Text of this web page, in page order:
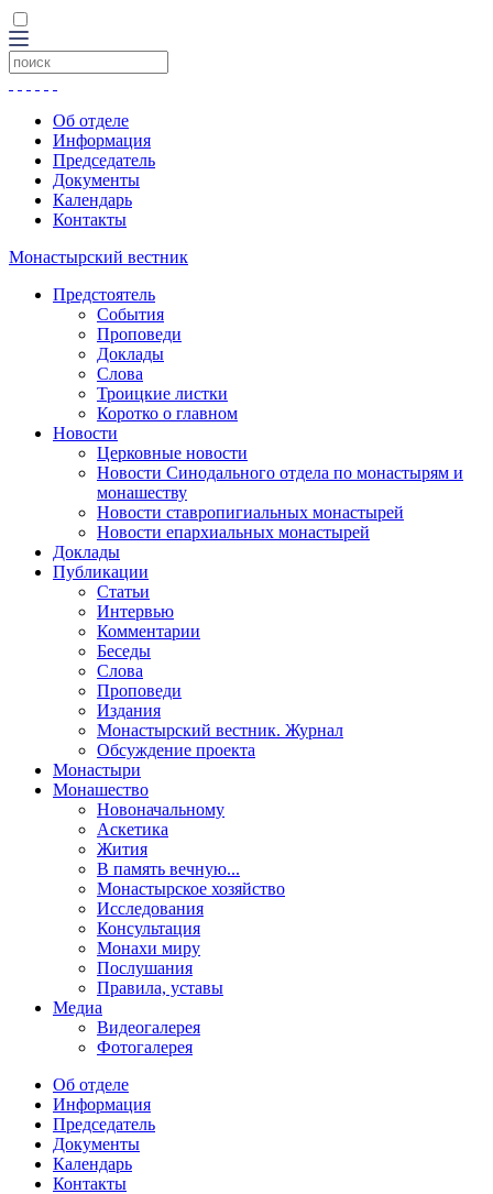
Об отделе
Информация
Председатель
Документы
Календарь
Контакты
Монастырский вестник
Предстоятель
События
Проповеди
Доклады
Слова
Троицкие листки
Коротко о главном
Новости
Церковные новости
Новости Синодального отдела по монастырям и
монашеству
Новости ставропигиальных монастырей
Новости епархиальных монастырей
Доклады
Публикации
Статьи
Интервью
Комментарии
Беседы
Слова
Проповеди
Издания
Монастырский вестник. Журнал
Обсуждение проекта
Монастыри
Монашество
Новоначальному
Аскетика
Жития
В память вечную...
Монастырское хозяйство
Исследования
Консультация
Монахи миру
Послушания
Правила, уставы
Медиа
Видеогалерея
Фотогалерея
Об отделе
Информация
Председатель
Документы
Календарь
Контакты